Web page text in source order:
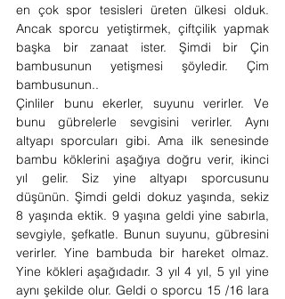
en çok spor tesisleri üreten ülkesi olduk.
Ancak sporcu yetiştirmek, çiftçilik yapmak
başka bir zanaat ister. Şimdi bir Çin
bambusunun yetişmesi şöyledir. Çim
bambusunun..
Çinliler bunu ekerler, suyunu verirler. Ve
bunu gübrelerle sevgisini verirler. Aynı
altyapı sporcuları gibi. Ama ilk senesinde
bambu köklerini aşağıya doğru verir, ikinci
yıl gelir. Siz yine altyapı sporcusunu
düşünün. Şimdi geldi dokuz yaşında, sekiz
8 yaşında ektik. 9 yaşına geldi yine sabırla,
sevgiyle, şefkatle. Bunun suyunu, gübresini
verirler. Yine bambuda bir hareket olmaz.
Yine kökleri aşağıdadır. 3 yıl 4 yıl, 5 yıl yine
aynı şekilde olur. Geldi o sporcu 15 /16 lara